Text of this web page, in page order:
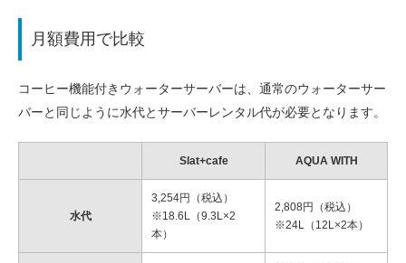
月額費用で比較
コーヒー機能付きウォーターサーバーは、通常のウォーターサー
バーと同じように水代とサーバーレンタル代が必要となります。
Slat+cafe AQUA WITH
水代
3,254円（税込）
※18.6L（9.3L×2
本）
2,808円（税込）
※24L（12L×2本）